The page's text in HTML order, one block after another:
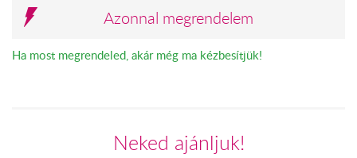
Azonnal megrendelem
Ha most megrendeled, akár még ma kézbesítjük!
Neked ajánljuk!